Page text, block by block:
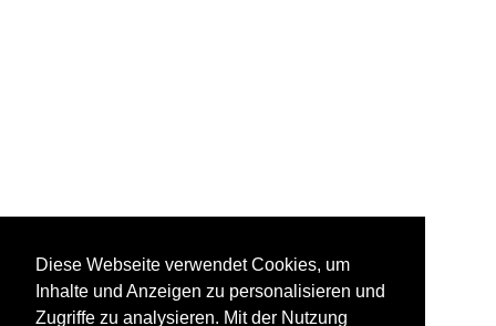
Diese Webseite verwendet Cookies, um
Inhalte und Anzeigen zu personalisieren und
Zugriffe zu analysieren. Mit der Nutzung